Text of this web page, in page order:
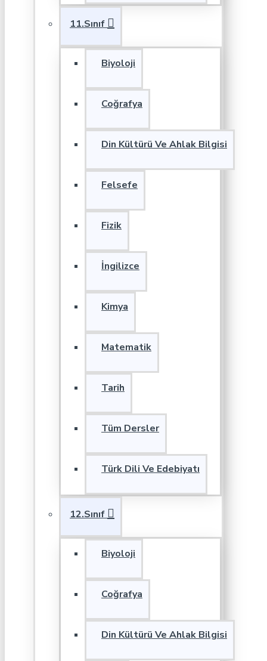
11.Sınıf
Biyoloji
Coğrafya
Din Kültürü Ve Ahlak Bilgisi
Felsefe
Fizik
İngilizce
Kimya
Matematik
Tarih
Tüm Dersler
Türk Dili Ve Edebiyatı
12.Sınıf
Biyoloji
Coğrafya
Din Kültürü Ve Ahlak Bilgisi